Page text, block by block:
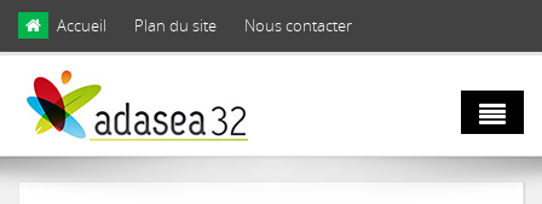
Skip to main content
Accueil Plan du site Nous contacter
Qui sommes